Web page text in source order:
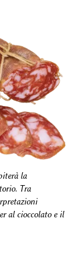
la
Tra
al cioccolato e il